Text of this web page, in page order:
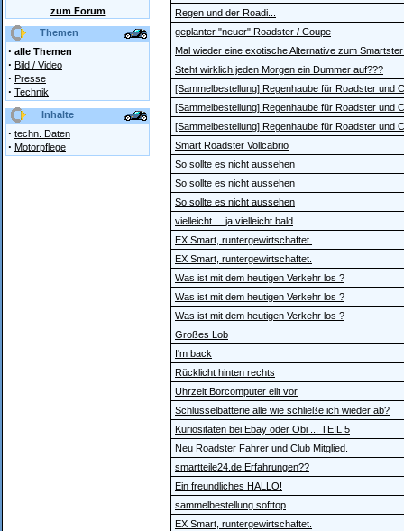
zum Forum
Themen
· alle Themen
· Bild / Video
· Presse
· Technik
Inhalte
· techn. Daten
· Motorpflege
Regen und der Roadi...
geplanter "neuer" Roadster / Coupe
Mal wieder eine exotische Alternative zum
Steht wirklich jeden Morgen ein Dummer auf???
[Sammelbestellung] Regenhaube für Roadster und
[Sammelbestellung] Regenhaube für Roadster und
[Sammelbestellung] Regenhaube für Roadster und
Smart Roadster Vollcabrio
So sollte es nicht aussehen
So sollte es nicht aussehen
So sollte es nicht aussehen
vielleicht.....ja vielleicht bald
EX Smart, runtergewirtschaftet.
EX Smart, runtergewirtschaftet.
Was ist mit dem heutigen Verkehr los ?
Was ist mit dem heutigen Verkehr los ?
Was ist mit dem heutigen Verkehr los ?
Großes Lob
I'm back
Rücklicht hinten rechts
Uhrzeit Borcomputer eilt vor
Schlüsselbatterie alle wie schließe ich wieder ab?
Kuriositäten bei Ebay oder Obi ... TEIL 5
Neu Roadster Fahrer und Club Mitglied.
smartteile24.de Erfahrungen??
Ein freundliches HALLO!
sammelbestellung softtop
EX Smart, runtergewirtschaftet.